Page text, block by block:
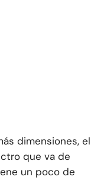
dimensiones, el
que va de
un poco de